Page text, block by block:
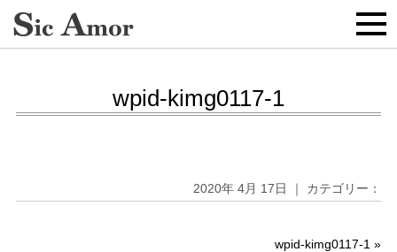
wpid-kimg0117-1
2020年 4月 17日 ｜ カテゴリー：
wpid-kimg0117-1 »